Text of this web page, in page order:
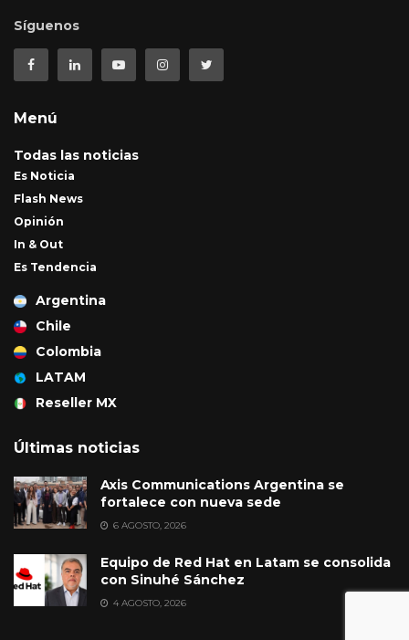
Síguenos
Menú
Todas las noticias
Es Noticia
Flash News
Opinión
In & Out
Es Tendencia
Argentina
Chile
Colombia
LATAM
Reseller MX
Últimas noticias
Axis Communications Argentina se
fortalece con nueva sede
6 AGOSTO, 2026
Equipo de Red Hat en Latam se consolida
con Sinuhé Sánchez
4 AGOSTO, 2026